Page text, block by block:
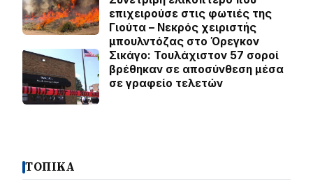
επιχειρούσε στις φωτιές της
Γιούτα – Νεκρός χειριστής
μπουλντόζας στο Όρεγκον
Σικάγο: Τουλάχιστον 57 σοροί
βρέθηκαν σε αποσύνθεση μέσα
σε γραφείο τελετών
ΤΟΠΙΚΑ